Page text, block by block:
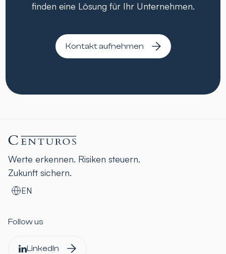
finden eine Lösung für Ihr Unternehmen.
Kontakt aufnehmen
Werte erkennen. Risiken steuern.
Zukunft sichern.
EN
Follow us
LinkedIn